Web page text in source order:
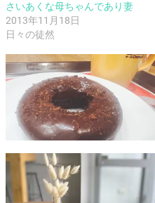
さいあくな母ちゃんであり妻
2013年11月18日
日々の徒然